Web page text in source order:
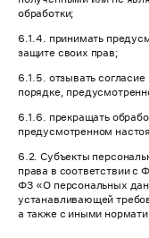
обработки;
6.1.4. принимать
защите своих прав;
6.1.5. отзывать
порядке,
6.1.6. прекращать
предусмотренном
6.2. Субъекты
права в соответствии
ФЗ «О персональных
устанавливающей
а также с иными